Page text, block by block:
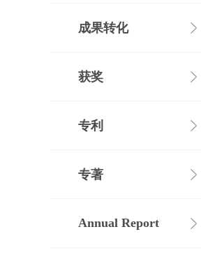
成果转化
获奖
专利
专著
Annual Report